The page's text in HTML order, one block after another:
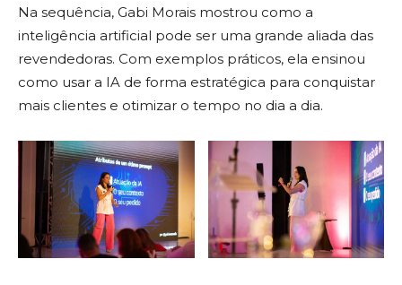
Na sequência, Gabi Morais mostrou como a
inteligência artificial pode ser uma grande aliada das
revendedoras. Com exemplos práticos, ela ensinou
como usar a IA de forma estratégica para conquistar
mais clientes e otimizar o tempo no dia a dia.